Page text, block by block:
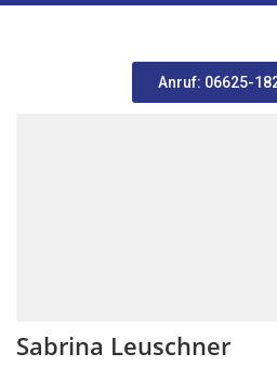
Anruf: 06625-
Sabrina Leuschner